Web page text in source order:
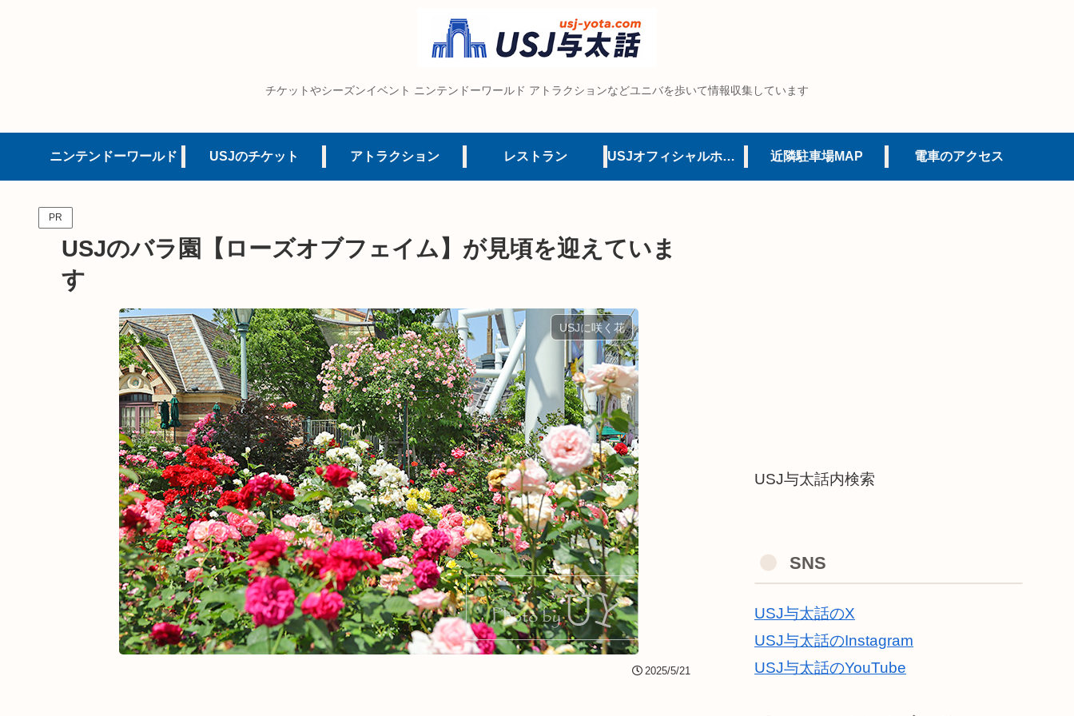
チケットやシーズンイベント ニンテンドーワールド アトラクションなどユニバを歩いて情報収集しています
ニンテンドーワールド USJのチケット アトラクション レストラン USJオフィシャルホテル 近隣駐車場MAP 電車のアクセス
PR
USJのバラ園【ローズオブフェイム】が見頃を迎えていま
す
USJに咲く花
2025/5/21
USJ与太話内検索
SNS
USJ与太話のX
USJ与太話のInstagram
USJ与太話のYouTube